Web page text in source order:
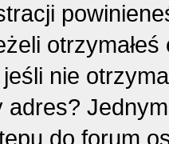
nie
adres?
do forum